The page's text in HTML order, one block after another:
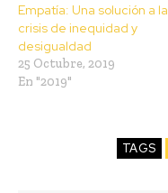
Empatía: Una solución a la
crisis de inequidad y
desigualdad
25 Octubre, 2019
En "2019"
TAGS